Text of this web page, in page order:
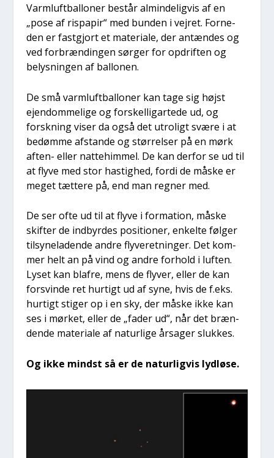
Varm­luft­bal­lo­ner består almin­de­lig­vis af en
„pose af ris­pa­pir“ med bun­den i vej­ret. For­ne­
den er fast­gjort et mate­ri­a­le, der antæn­des og
ved for­bræn­din­gen sør­ger for opdrif­ten og
belys­nin­gen af bal­lo­nen.
De små varm­luft­bal­lo­ner kan tage sig højst
ejen­dom­me­li­ge og for­skel­lig­ar­te­de ud, og
forsk­ning viser da også det utro­ligt svæ­re i at
bedøm­me afstan­de og stør­rel­ser på en mørk
aften- eller nat­te­him­mel. De kan der­for se ud til
at fly­ve med stor hastig­hed, for­di de måske er
meget tæt­te­re på, end man reg­ner med.
De ser ofte ud til at fly­ve i for­ma­tion, måske
skif­ter de ind­byr­des posi­tio­ner, enkel­te føl­ger
til­sy­ne­la­den­de andre fly­ve­ret­nin­ger. Det kom­
mer helt an på vind og andre for­hold i luf­ten.
Lyset kan blaf­re, mens de fly­ver, eller de kan
for­svin­de ret hur­tigt ud af syne, hvis de f.eks.
hur­tigt sti­ger op i en sky, der måske ikke kan
ses i mør­ket, eller de „fader ud“, når det bræn­
den­de mate­ri­a­le af natur­li­ge årsa­ger sluk­kes.
Og ikke mindst så er de natur­lig­vis lyd­lø­se.